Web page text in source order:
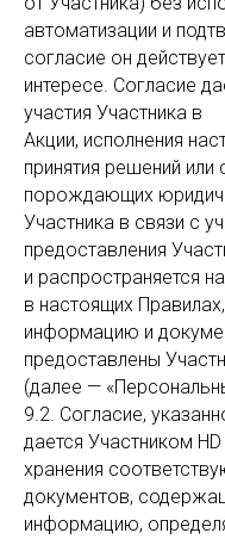
автоматизации и
согласие он
интересе. Согласие
участия Участника в
Акции, исполнения
принятия решений
порождающих
Участника в связи с
предоставления
и распространяется
в настоящих
информацию и
предоставлены
(далее —
9.2. Согласие,
дается Участником
хранения
документов,
информацию,